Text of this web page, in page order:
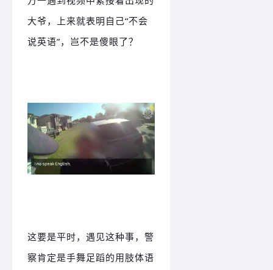
大爷，上来就表明自己“不会
说英语”，岂不是傻眼了？
这要是平时，遇见这种事，警
察肯定是手舞足蹈的用肢体语